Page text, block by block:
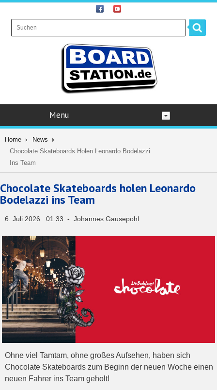
Menu
Home
News
Chocolate Skateboards Holen Leonardo Bodelazzi
Ins Team
Chocolate Skateboards holen Leonardo
Bodelazzi ins Team
6. Juli 2026 01:33 - Johannes Gausepohl
Ohne viel Tamtam, ohne großes Aufsehen, haben sich
Chocolate Skateboards zum Beginn der neuen Woche einen
neuen Fahrer ins Team geholt!